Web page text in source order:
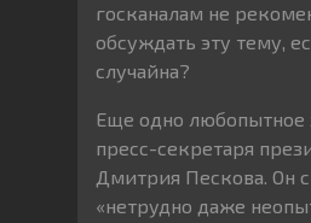
госканалам не
обсуждать эту тему,
случайна?
Еще одно любопытное
пресс-секретаря
Дмитрия Пескова. Он
«нетрудно даже